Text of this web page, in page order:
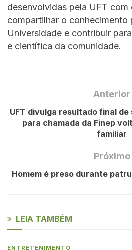
desenvolvidas pela UFT
compartilhar o conhecimento
Universidade e contribuir
e científica da comunidade.
Anterior
UFT divulga resultado final
para chamada da Finep
familiar
Próximo
Homem é preso durante
LEIA TAMBÉM
ENTRETENIMENTO